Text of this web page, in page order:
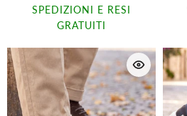
SPEDIZIONI E RESI
GRATUITI